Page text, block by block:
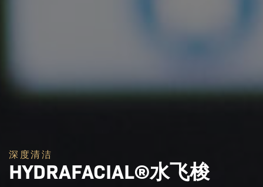
深度清洁
HYDRAFACIAL®水飞梭